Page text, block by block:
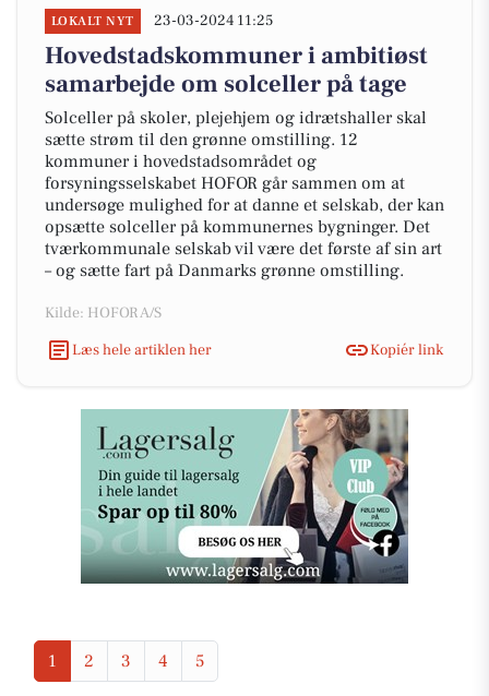
LOKALT NYT 23-03-2024 11:25
Hovedstadskommuner i ambitiøst
samarbejde om solceller på tage
Solceller på skoler, plejehjem og idrætshaller skal
sætte strøm til den grønne omstilling. 12
kommuner i hovedstadsområdet og
forsyningsselskabet HOFOR går sammen om at
undersøge mulighed for at danne et selskab, der kan
opsætte solceller på kommunernes bygninger. Det
tværkommunale selskab vil være det første af sin art
– og sætte fart på Danmarks grønne omstilling.
Kilde: HOFOR A/S
Læs hele artiklen her
Kopiér link
1 2 3 4 5